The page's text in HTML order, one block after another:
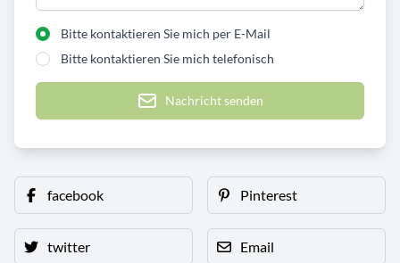
Bitte kontaktieren Sie mich per E-Mail
Bitte kontaktieren Sie mich telefonisch
Nachricht senden
facebook Pinterest
twitter Email